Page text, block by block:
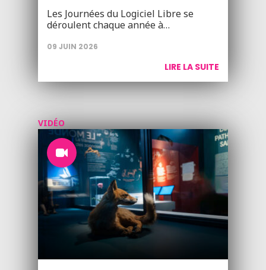
Les Journées du Logiciel Libre se
déroulent chaque année à…
09 JUIN 2026
LIRE LA SUITE
VIDÉO